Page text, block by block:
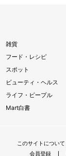
雑貨
フード・レシピ
スポット
ビューティ・ヘルス
ライフ・ピープル
Mart白書
このサイトについて
会員登録